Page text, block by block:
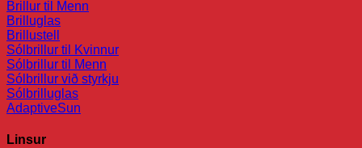
Brillur til Menn
Brilluglas
Brillustell
Sólbrillur til Kvinnur
Sólbrillur til Menn
Sólbrillur við styrkju
Sólbrilluglas
AdaptiveSun
Linsur